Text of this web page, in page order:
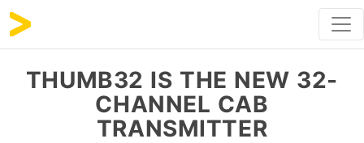
THUMB32 IS THE NEW 32-
CHANNEL CAB
TRANSMITTER